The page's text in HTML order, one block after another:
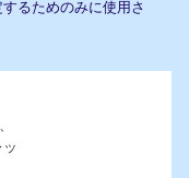
るためのみに使用さ